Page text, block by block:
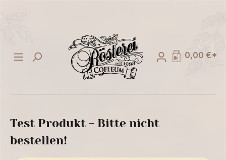
0,00 €*
Test Produkt - Bitte nicht
bestellen!